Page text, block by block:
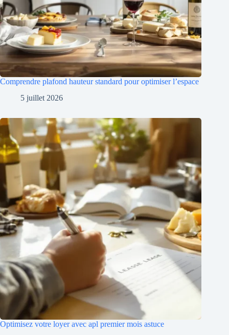
Comprendre plafond hauteur standard pour optimiser l’espace
5 juillet 2026
Optimisez votre loyer avec apl premier mois astuce